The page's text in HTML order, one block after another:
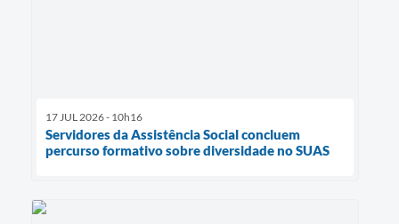
17 JUL 2026 - 10h16
Servidores da Assistência Social concluem
percurso formativo sobre diversidade no SUAS